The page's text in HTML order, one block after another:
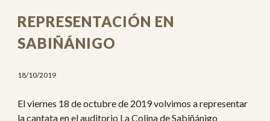
REPRESENTACIÓN EN
SABIÑÁNIGO
18/10/2019
El viernes 18 de octubre de 2019 volvimos a representar
la cantata en el auditorio La Colina de Sabiñánigo